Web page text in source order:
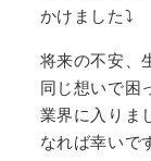
かけました⤵
将来の不安、
同じ想いで困
業界に入りま
なれば幸いで